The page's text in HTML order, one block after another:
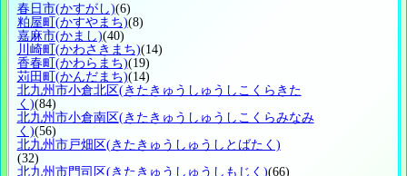
春日市(かすがし)(6)
粕屋町 (かすやまち)(8)
嘉麻市(かまし)(40)
川崎町 (かわさきまち)(14)
香春町 (かわらまち)(19)
苅田町 (かんだまち)(14)
北九州市小倉北区(きたきゅうしゅうしこくらきた
く)(84)
北九州市小倉南区(きたきゅうしゅうしこくらみなみ
く)(56)
北九州市戸畑区(きたきゅうしゅうしとばたく)
(32)
北九州市門司区(きたきゅうしゅうしもじく)(66)